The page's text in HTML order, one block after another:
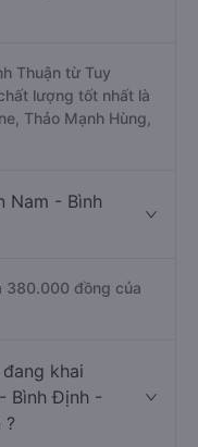
Thuận từ Tuy
lượng tốt nhất là
Thảo Mạnh Hùng,
Nam - Bình
380.000 đồng của
khai
Bình Định -
?